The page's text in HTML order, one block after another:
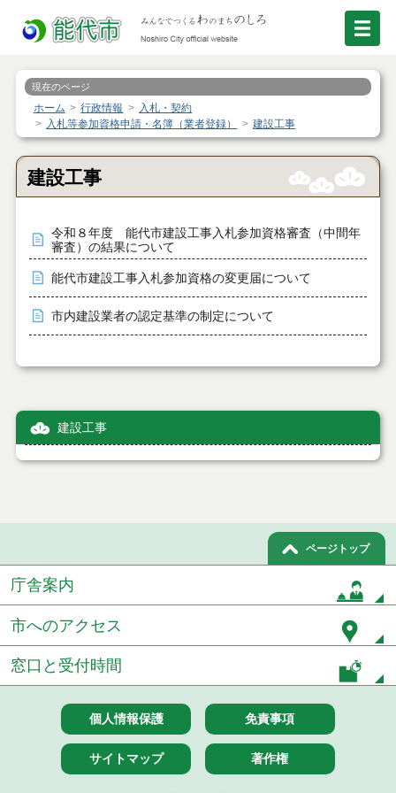
現在のページ
ホーム 行政情報
入札・契約
入札等参加資格申請・名簿（業者登録）
建設工事
建設工事
令和８年度 能代市建設工事入札参加資格審査（中間年
審査）の結果について
能代市建設工事入札参加資格の変更届について
市内建設業者の認定基準の制定について
建設工事
ページトップ
庁舎案内
市へのアクセス
窓口と受付時間
個人情報保護 免責事項
サイトマップ 著作権